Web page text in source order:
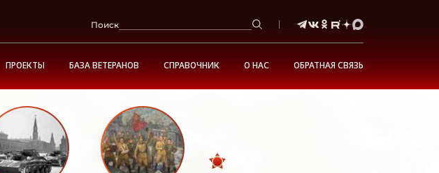
Поиск
ПРОЕКТЫ БАЗА ВЕТЕРАНОВ СПРАВОЧНИК О НАС ОБРАТНАЯ СВЯЗЬ